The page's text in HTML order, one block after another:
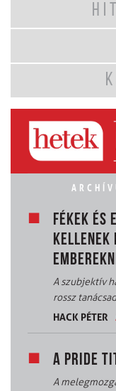
FÉKEK ÉS
KELLENEK
A szubjektív
rossz
HACK PÉTER
A PRIDE
A